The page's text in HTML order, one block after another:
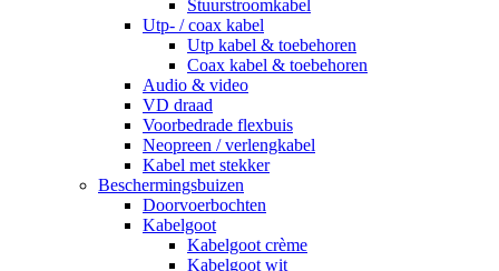
Stuurstroomkabel
Utp- / coax kabel
Utp kabel & toebehoren
Coax kabel & toebehoren
Audio & video
VD draad
Voorbedrade flexbuis
Neopreen / verlengkabel
Kabel met stekker
Beschermingsbuizen
Doorvoerbochten
Kabelgoot
Kabelgoot crème
Kabelgoot wit